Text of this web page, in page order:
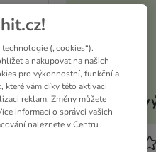
Vaše
(„cookies“).
a nakupovat na našich
pro výkonnostní, funkční a
které vám díky této aktivaci
reklam. Změny můžete
informací o správci vašich
naleznete v Centru